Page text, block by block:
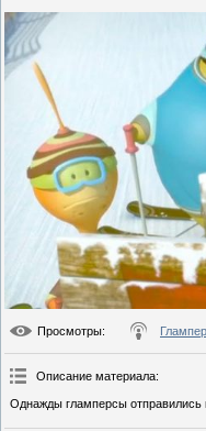
Просмотры:
Описание материала:
Однажды гламперсы отправились